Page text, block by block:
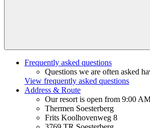
Frequently asked questions
Questions we are often asked
View frequently asked questions
Address & Route
Our resort is open from 9:00
Thermen Soesterberg
Frits Koolhovenweg 8